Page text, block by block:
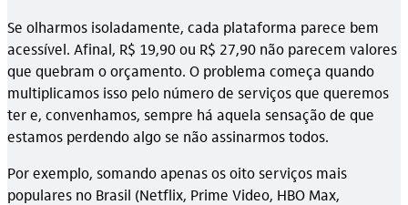
Se olharmos isoladamente, cada plataforma parece bem
acessível. Afinal, R$ 19,90 ou R$ 27,90 não parecem valores
que quebram o orçamento. O problema começa quando
multiplicamos isso pelo número de serviços que queremos
ter e, convenhamos, sempre há aquela sensação de que
estamos perdendo algo se não assinarmos todos.
Por exemplo, somando apenas os oito serviços mais
populares no Brasil (Netflix, Prime Video, HBO Max,